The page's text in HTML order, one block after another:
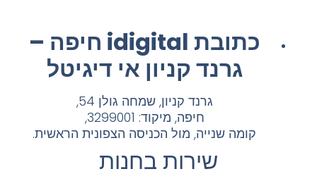
כתובת idigital חיפה –
גרנד קניון אי דיגיטל
גרנד קניון, שמחה גולן 54,
חיפה, מיקוד: 3299001,
קומה שנייה, מול הכניסה הצפונית הראשית.
שירות בחנות